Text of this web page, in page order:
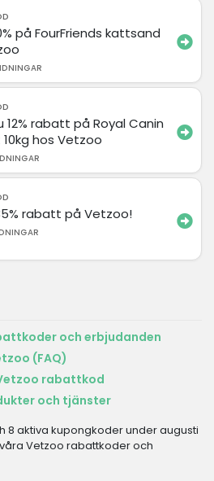
på FourFriends kattsand
12% rabatt på Royal Canin
hos Vetzoo
rabatt på Vetzoo!
och erbjudanden
(FAQ)
rabattkod
och tjänster
8 aktiva kupongkoder under augusti
Vetzoo rabattkoder och